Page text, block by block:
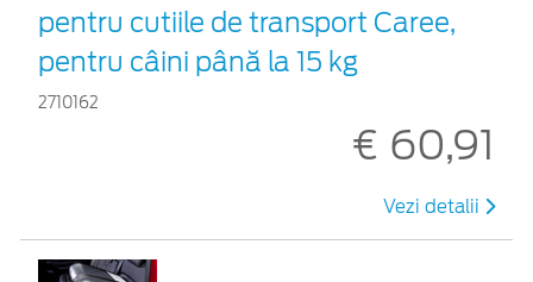
pentru cutiile de transport Caree,
pentru câini până la 15 kg
2710162
€ 60,91
Vezi detalii